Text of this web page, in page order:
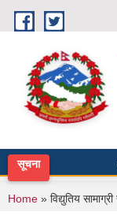
Skip to main content
सूचना
You are
Home » विद्युतिय